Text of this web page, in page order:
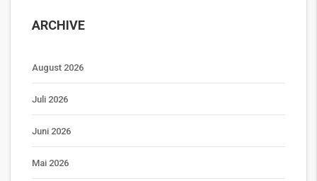
ARCHIVE
August 2026
Juli 2026
Juni 2026
Mai 2026